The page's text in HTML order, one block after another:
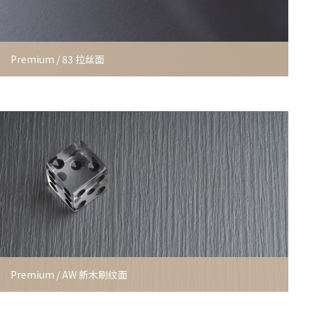
Premium / 83 拉丝面
Premium / AW 新木刷纹面